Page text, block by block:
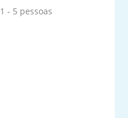
1 - 5 pessoas